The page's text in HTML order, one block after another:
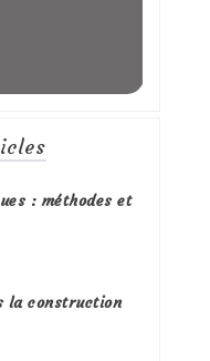
: méthodes et
la construction